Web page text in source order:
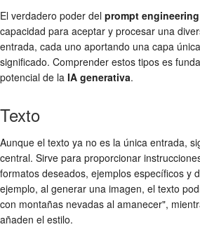
El verdadero poder del prompt
capacidad para aceptar y procesar una
entrada, cada uno aportando una capa
significado. Comprender estos tipos es
potencial de la IA generativa.
Texto
Aunque el texto ya no es la única entrada,
central. Sirve para proporcionar
formatos deseados, ejemplos específicos y
ejemplo, al generar una imagen, el texto
con montañas nevadas al amanecer",
añaden el estilo.